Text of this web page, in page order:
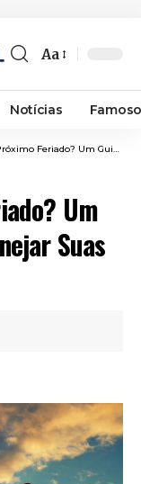
Font
Resizer
Aa
Notícias
Um Guia Completo para Planejar Suas Férias
Um
Suas